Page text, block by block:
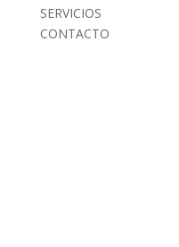
SERVICIOS
CONTACTO